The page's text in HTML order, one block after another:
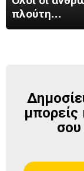
πλούτη…
ΣΤΟΝ
ΡΩΜΗΌ
μπορείς